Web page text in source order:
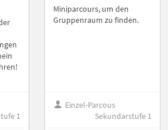
1
Miniparcours, um den
Gruppenraum zu finden.
Einzel-Parcous
Sekundarstufe 1